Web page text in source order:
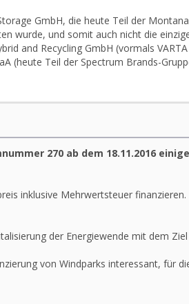
GmbH, die heute Teil der
wurde, und somit auch nicht die
and Recycling GmbH (vormals VARTA
(heute Teil der Spectrum Brands-
270 ab dem 18.11.2016 einige
inklusive Mehrwertsteuer finanzieren.
der Energiewende mit dem
von Windparks interessant, für